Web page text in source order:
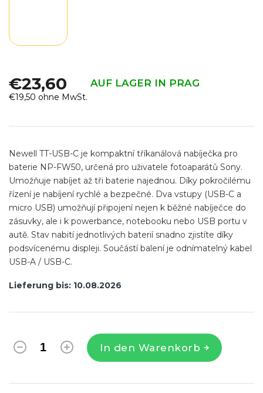
€23,60 AUF LAGER IN PRAG
€19,50 ohne MwSt.
Lieferung bis: 10.08.2026
In den Warenkorb
Newell TT-USB-C je kompaktní tříkanálová nabíječka pro
baterie NP-FW50, určená pro uživatele fotoaparátů Sony.
Umožňuje nabíjet až tři baterie najednou. Díky pokročilému
řízení je nabíjení rychlé a bezpečné. Dva vstupy (USB-C a
micro USB) umožňují připojení nejen k běžné nabíječce do
zásuvky, ale i k powerbance, notebooku nebo USB portu v
autě. Stav nabití jednotlivých baterií snadno zjistíte díky
podsvícenému displeji. Součástí balení je odnímatelný kabel
USB-A / USB-C.